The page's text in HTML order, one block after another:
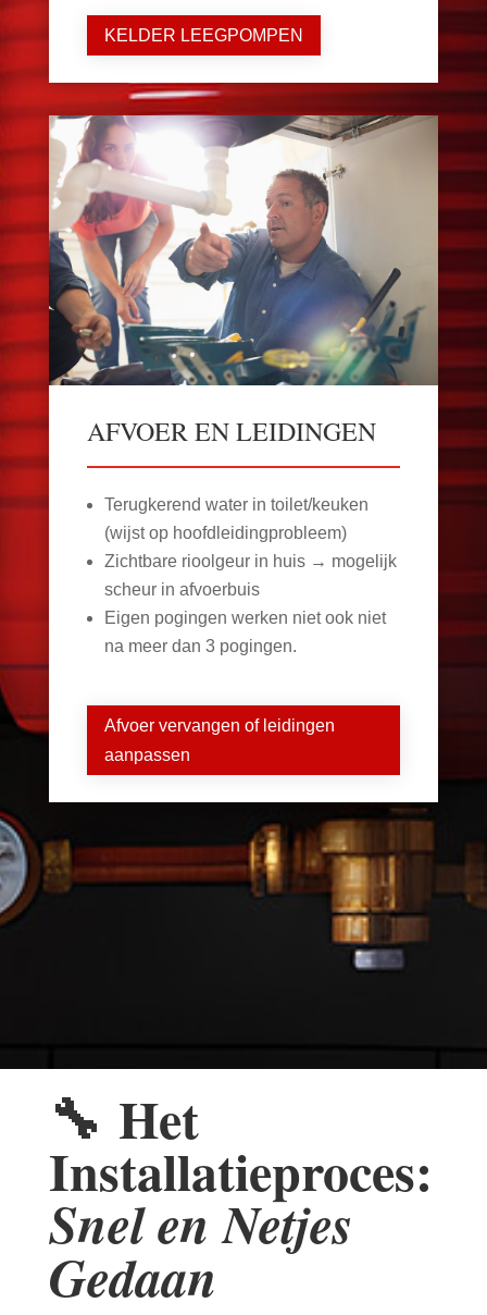
KELDER LEEGPOMPEN
AFVOER EN LEIDINGEN
Terugkerend water in toilet/keuken
(wijst op hoofdleidingprobleem)
Zichtbare rioolgeur in huis → mogelijk
scheur in afvoerbuis
Eigen pogingen werken niet ook niet
na meer dan 3 pogingen.
Afvoer vervangen of leidingen
aanpassen
🔧 Het
Installatieproces:
Snel en Netjes
Gedaan